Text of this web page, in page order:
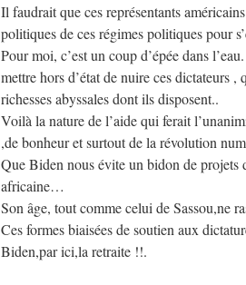
Il faudrait que ces représentants
politiques de ces régimes politiques pour
Pour moi, c’est un coup d’épée dans
mettre hors d’état de nuire ces dictateurs
richesses abyssales dont ils disposent..
Voilà la nature de l’aide qui ferait
,de bonheur et surtout de la révolution
Que Biden nous évite un bidon de projets
africaine…
Son âge, tout comme celui de Sassou,ne
Ces formes biaisées de soutien aux
Biden,par ici,la retraite !!.